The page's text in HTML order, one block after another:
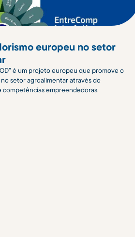
europeu no setor
é um projeto europeu que promove o
setor agroalimentar através do
empreendedoras.